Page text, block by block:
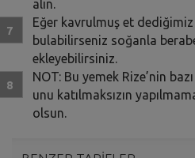
alın.
Eğer kavrulmuş et dediğimiz
bulabilirseniz soğanla
ekleyebilirsiniz.
NOT: Bu yemek Rize’nin
unu katılmaksızın
olsun.